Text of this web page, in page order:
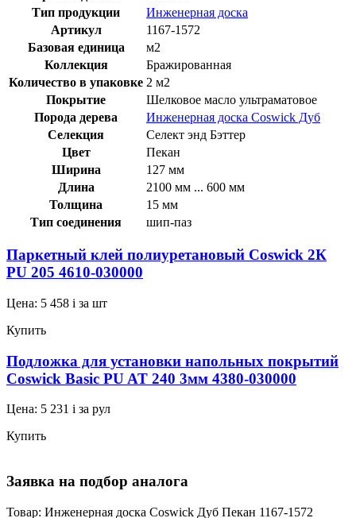
Тип продукции
Инженерная доска
Артикул
1167-1572
Базовая единица
м2
Коллекция
Бражированная
Количество в упаковке 2 м2
Покрытие
Шелковое масло ультраматовое
Порода дерева
Инженерная доска Coswick Дуб
Селекция
Селект энд Бэттер
Цвет
Пекан
Ширина
127 мм
Длина
2100 мм ... 600 мм
Толщина
15 мм
Тип соединения
шип-паз
Паркетный клей полиуретановый Coswick 2К
PU 205 4610-030000
Цена: 5 458 i за шт
Купить
Подложка для установки напольных покрытий
Coswick Basic PU AT 240 3мм 4380-030000
Цена: 5 231 i за рул
Купить
Заявка на подбор аналога
Товар: Инженерная доска Coswick Дуб Пекан 1167-1572